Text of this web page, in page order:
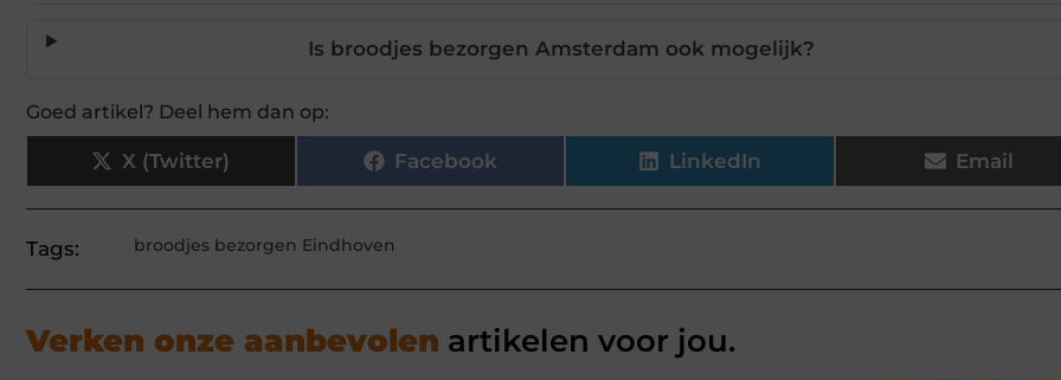
Is broodjes bezorgen Amsterdam ook mogelijk?
Goed artikel? Deel hem dan op:
X (Twitter) Facebook LinkedIn Email
Tags: broodjes bezorgen Eindhoven
Verken onze aanbevolen artikelen voor jou.